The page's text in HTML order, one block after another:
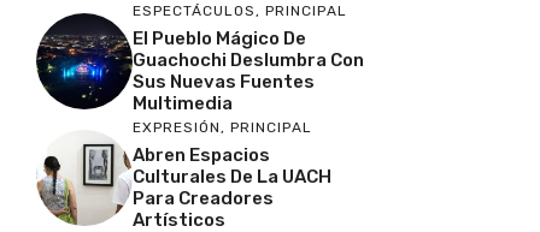
ESPECTÁCULOS, PRINCIPAL
El Pueblo Mágico De
Guachochi Deslumbra Con
Sus Nuevas Fuentes
Multimedia
EXPRESIÓN, PRINCIPAL
Abren Espacios
Culturales De La UACH
Para Creadores
Artísticos